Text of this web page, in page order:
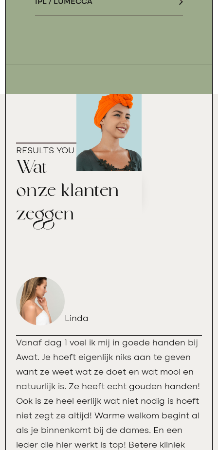
IPL / LUMECCA
RESULTS YOU CAN TRUST
Wat
onze klanten
zeggen
Linda
Vanaf dag 1 voel ik mij in goede handen bij
Awat. Je hoeft eigenlijk niks aan te geven
want ze weet wat ze doet en wat mooi en
natuurlijk is. Ze heeft echt gouden handen!
Ook is ze heel eerlijk wat niet nodig is hoeft
niet zegt ze altijd! Warme welkom begint al
als je binnenkomt bij de dames. En een
ieder die hier werkt is top! Betere kliniek